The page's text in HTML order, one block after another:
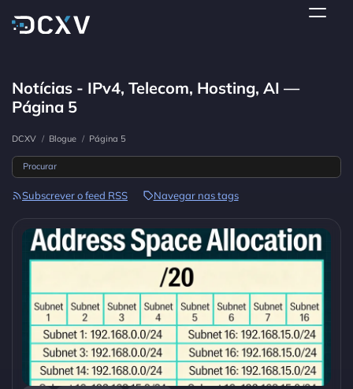
Notícias - IPv4, Telecom, Hosting, AI —
Página 5
DCXV / Blogue / Página 5
Subscrever o feed RSS Navegar nas tags